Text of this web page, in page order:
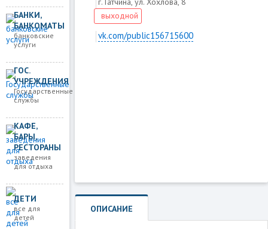
БАНКИ,
БАНКОМАТЫ
банковские
услуги
ГОС.
УЧРЕЖДЕНИЯ
Государственные
службы
КАФЕ,
БАРЫ,
РЕСТОРАНЫ
заведения
для отдыха
ДЕТИ
все для
детей
выходной
vk.com/public156715600
ОПИСАНИЕ